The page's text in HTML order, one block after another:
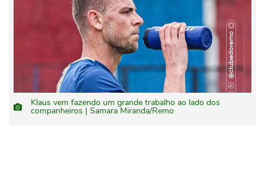
Klaus vem fazendo um grande trabalho ao lado dos
companheiros | Samara Miranda/Remo